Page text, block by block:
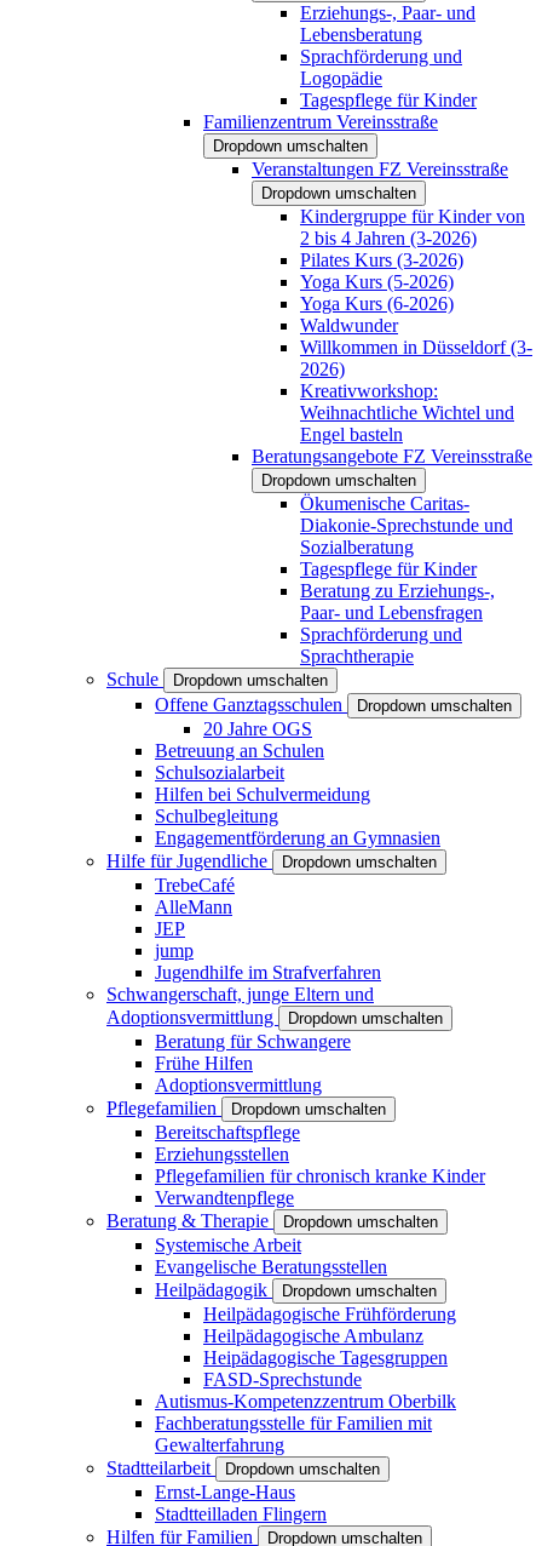
Erziehungs-, Paar- und
Lebensberatung
Sprachförderung und
Logopädie
Tagespflege für Kinder
Familienzentrum Vereinsstraße
Dropdown umschalten
Veranstaltungen FZ Vereinsstraße
Dropdown umschalten
Kindergruppe für Kinder von
2 bis 4 Jahren (3-2026)
Pilates Kurs (3-2026)
Yoga Kurs (5-2026)
Yoga Kurs (6-2026)
Waldwunder
Willkommen in Düsseldorf (3-
2026)
Kreativworkshop:
Weihnachtliche Wichtel und
Engel basteln
Beratungsangebote FZ Vereinsstraße
Dropdown umschalten
Ökumenische Caritas-
Diakonie-Sprechstunde und
Sozialberatung
Tagespflege für Kinder
Beratung zu Erziehungs-,
Paar- und Lebensfragen
Sprachförderung und
Sprachtherapie
Schule
Dropdown umschalten
Offene Ganztagsschulen Dropdown umschalten
20 Jahre OGS
Betreuung an Schulen
Schulsozialarbeit
Hilfen bei Schulvermeidung
Schulbegleitung
Engagementförderung an Gymnasien
Hilfe für Jugendliche
Dropdown umschalten
TrebeCafé
AlleMann
JEP
jump
Jugendhilfe im Strafverfahren
Schwangerschaft, junge Eltern und
Adoptionsvermittlung
Dropdown umschalten
Beratung für Schwangere
Frühe Hilfen
Adoptionsvermittlung
Pflegefamilien
Dropdown umschalten
Bereitschaftspflege
Erziehungsstellen
Pflegefamilien für chronisch kranke Kinder
Verwandtenpflege
Beratung & Therapie
Dropdown umschalten
Systemische Arbeit
Evangelische Beratungsstellen
Heilpädagogik
Dropdown umschalten
Heilpädagogische Frühförderung
Heilpädagogische Ambulanz
Heipädagogische Tagesgruppen
FASD-Sprechstunde
Autismus-Kompetenzzentrum Oberbilk
Fachberatungsstelle für Familien mit
Gewalterfahrung
Stadtteilarbeit
Dropdown umschalten
Ernst-Lange-Haus
Stadtteilladen Flingern
Hilfen für Familien
Dropdown umschalten